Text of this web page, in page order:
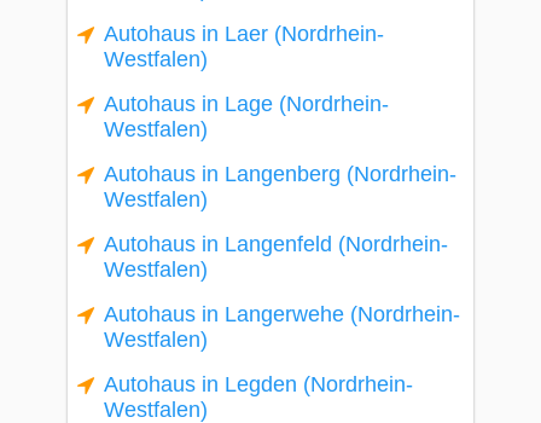
Autohaus in Laer (Nordrhein-
Westfalen)
Autohaus in Lage (Nordrhein-
Westfalen)
Autohaus in Langenberg (Nordrhein-
Westfalen)
Autohaus in Langenfeld (Nordrhein-
Westfalen)
Autohaus in Langerwehe (Nordrhein-
Westfalen)
Autohaus in Legden (Nordrhein-
Westfalen)